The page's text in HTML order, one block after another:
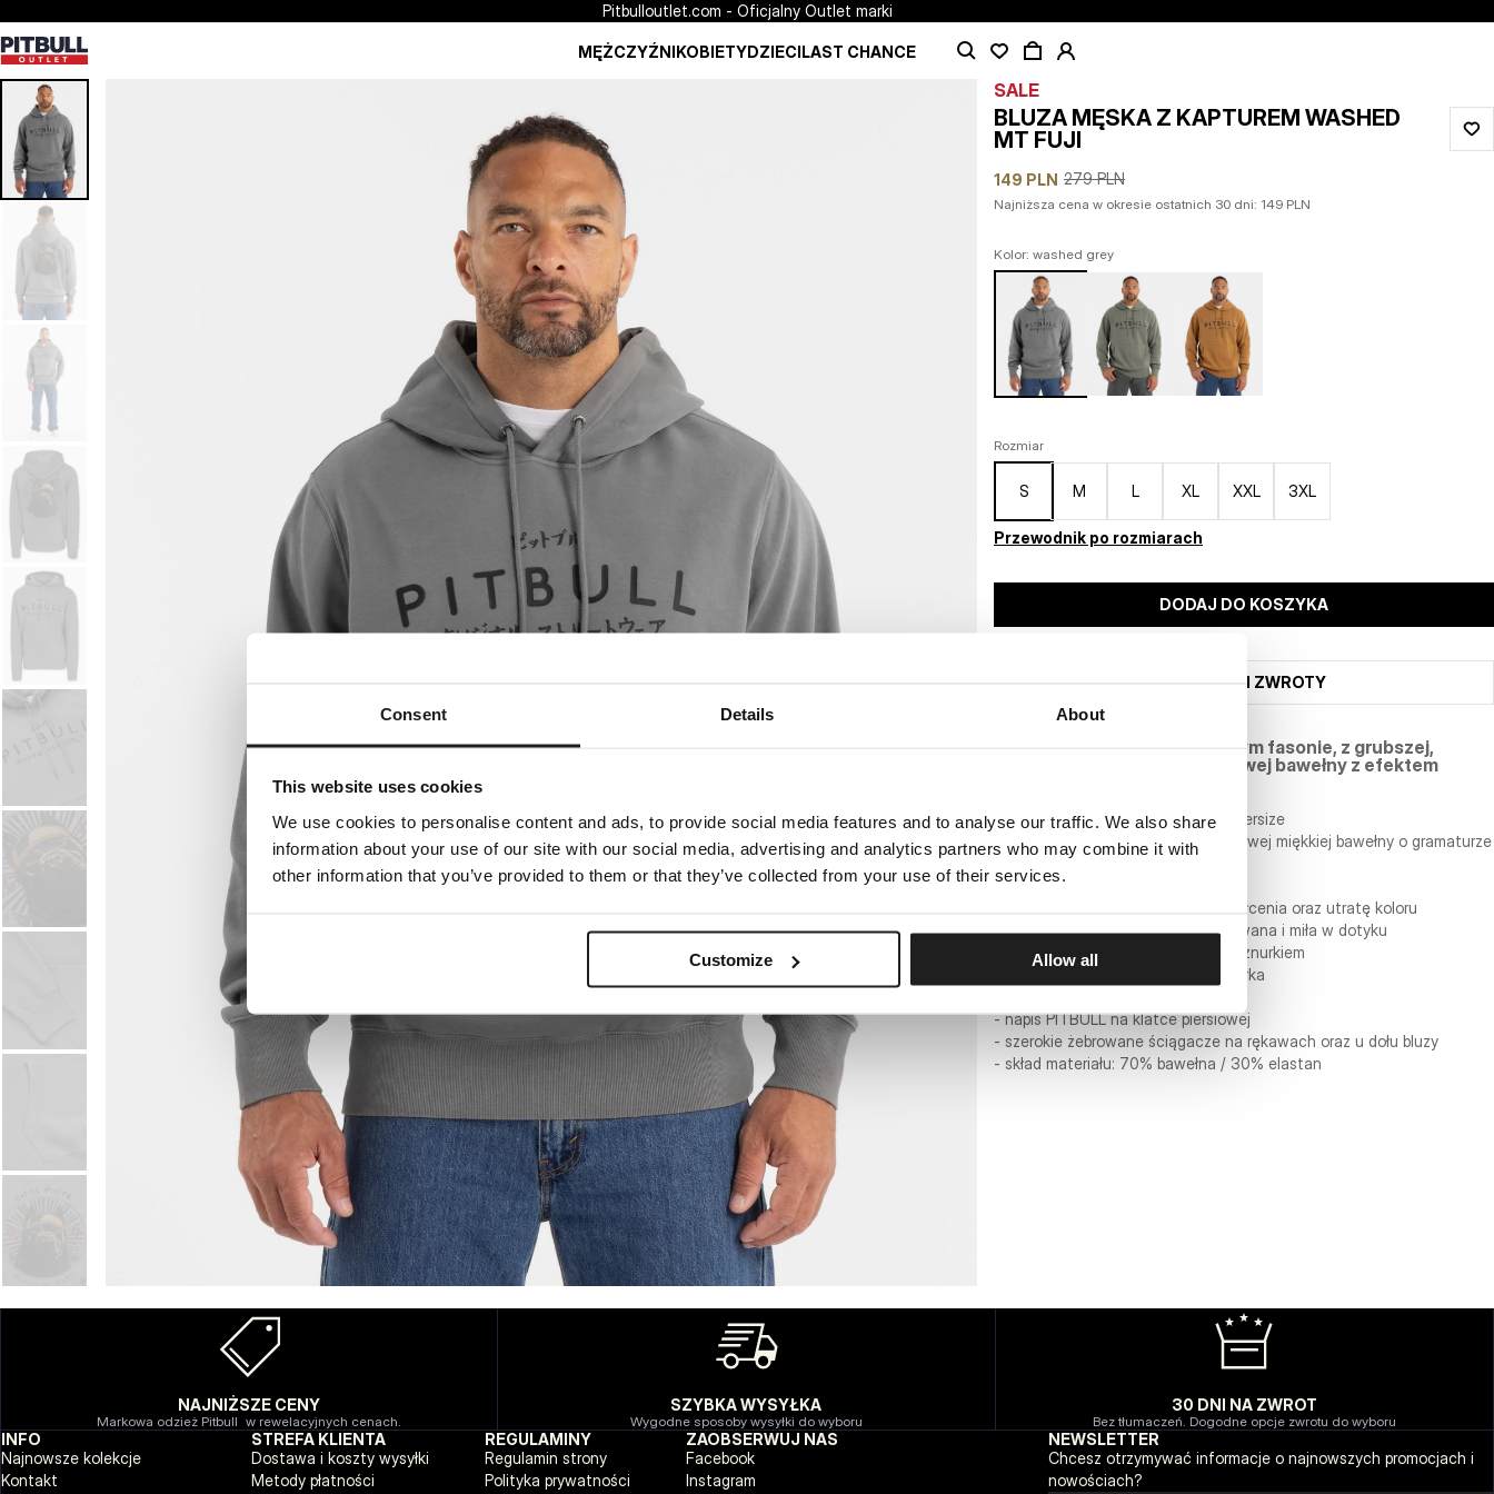
Consent Details About
This website uses cookies
We use cookies to personalise content and ads, to provide social media features and to analyse our traffic. We also share
information about your use of our site with our social media, advertising and analytics partners who may combine it with
other information that you’ve provided to them or that they’ve collected from your use of their services.
Customize Allow all
Pitbulloutlet.com - Oficjalny Outlet marki
MĘŻCZYŹNIKOBIETYDZIECILAST CHANCE
SALE
BLUZA MĘSKA Z KAPTUREM WASHED
MT FUJI
149 PLN 279 PLN
Najniższa cena w okresie ostatnich 30 dni: 149 PLN
Kolor: washed grey
Rozmiar
S M L XL XXL 3XL
Przewodnik po rozmiarach
DODAJ DO KOSZYKA
WYSYŁKA I ZWROTY
Bluza o wygodnym, luźniejszym fasonie, z grubszej,
elastycznej, wysokogatunkowej bawełny z efektem
- luźniejszy sportowy fason typu oversize
- bluza wykonana z wysokogatunkowej miękkiej bawełny o gramaturze
- delikatny efekt sprania
- tkanina jest odporna na zniekształcenia oraz utratę koloru
- bluza od wewnątrz jest szczotkowana i miła w dotyku
- zintegrowany kaptur z regulacją sznurkiem
- duża przednia kieszeń typu kangurka
- napis PITBULL na klatce piersiowej
- szerokie żebrowane ściągacze na rękawach oraz u dołu bluzy
- skład materiału: 70% bawełna / 30% elastan
NAJNIŻSZE CENY
Markowa odzież Pitbull w rewelacyjnych cenach.
SZYBKA WYSYŁKA
Wygodne sposoby wysyłki do wyboru
30 DNI NA ZWROT
Bez tłumaczeń. Dogodne opcje zwrotu do wyboru
INFO
Najnowsze kolekcje
Kontakt
STREFA KLIENTA
Dostawa i koszty wysyłki
Metody płatności
REGULAMINY
Regulamin strony
Polityka prywatności
ZAOBSERWUJ NAS
Facebook
Instagram
NEWSLETTER
Chcesz otrzymywać informacje o najnowszych promocjach i
nowościach?